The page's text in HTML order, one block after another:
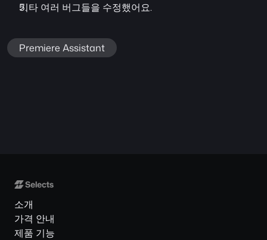
기타 여러 버그들을 수정했어요.
Premiere Assistant
소개
가격 안내
제품 기능